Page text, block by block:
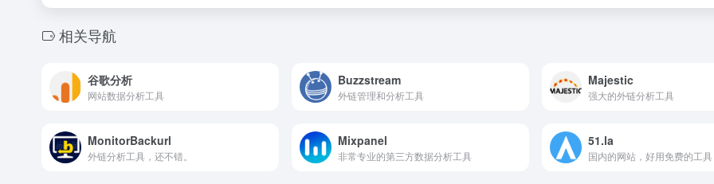
相关导航
谷歌分析
网站数据分析工具
Buzzstream
外链管理和分析工具
Majestic
强大的外链分析工具
MonitorBackurl
外链分析工具，还不错。
Mixpanel
非常专业的第三方数据分析工具
51.la
国内的网站，好用免费的工具